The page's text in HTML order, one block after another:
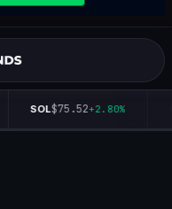
SOL$75.52+2.80%